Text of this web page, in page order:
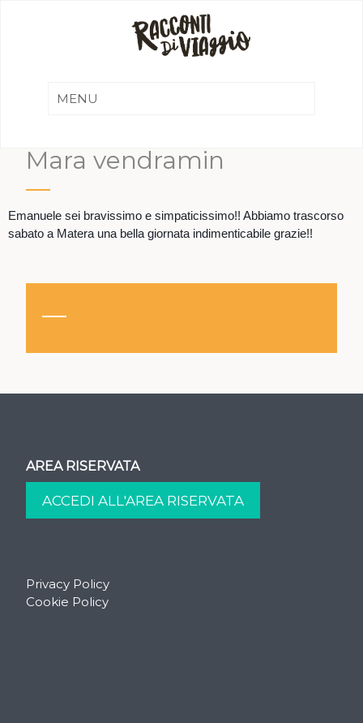
Mara vendramin
Emanuele sei bravissimo e simpaticissimo!! Abbiamo trascorso
sabato a Matera una bella giornata indimenticabile grazie!!
AREA RISERVATA
Privacy Policy
Cookie Policy